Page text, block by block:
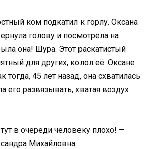
ком подкатил к горлу. Оксана
голову и посмотрела на
она! Шура. Этот раскатистый
для других, колол её. Оксане
тогда, 45 лет назад, она схватилась
его развязывать, хватая воздух
в очереди человеку плохо! —
Михайловна.